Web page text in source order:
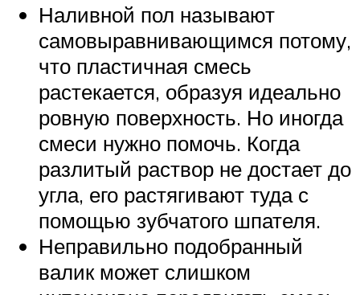
Наливной пол называют
самовыравнивающимся потому,
что пластичная смесь
растекается, образуя идеально
ровную поверхность. Но иногда
смеси нужно помочь. Когда
разлитый раствор не достает до
угла, его растягивают туда с
помощью зубчатого шпателя.
Неправильно подобранный
валик может слишком